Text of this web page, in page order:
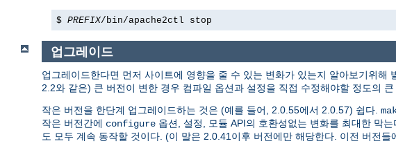
$ PREFIX/bin/apache2ctl stop
업그레이드
업그레이드한다면 먼저 사이트에 영향을 줄 수 있는 변화가 있는지 알아보기위해
2.2와 같은) 큰 버전이 변한 경우 컴파일 옵션과 설정을 직접 수정해야할 정도의
작은 버전을 한단계 업그레이드하는 것은 (예를 들어, 2.0.55에서 2.0.57) 쉽다.
작은 버전간에 configure 옵션, 설정, 모듈 API의 호환성없는 변화를 최대한 막
도 모두 계속 동작할 것이다. (이 말은 2.0.41이후 버전에만 해당한다. 이전 버전들